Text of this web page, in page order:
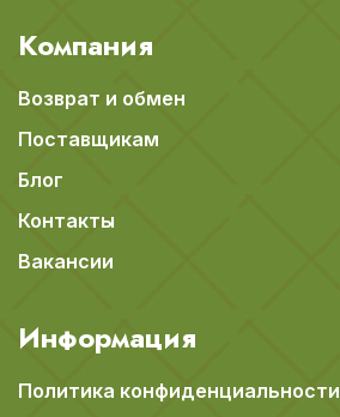
Компания
Возврат и обмен
Поставщикам
Блог
Контакты
Вакансии
Информация
Политика конфиденциальности